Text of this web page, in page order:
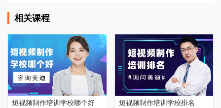
相关课程
短视频制作培训学校哪个好
短视频制作培训学校排名